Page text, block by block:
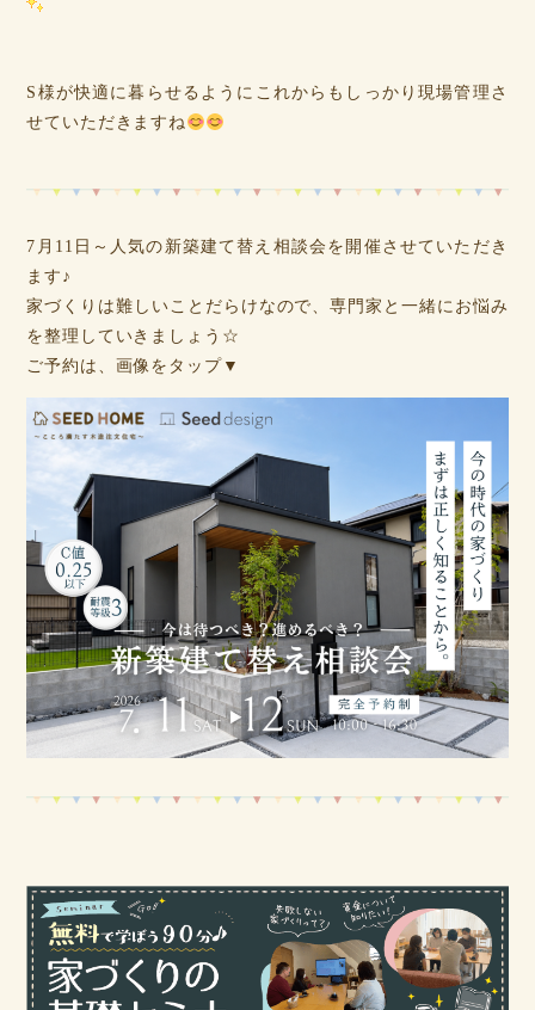
S様が快適に暮らせるようにこれからもしっかり現場管理さ
せていただきますね
7月11日～人気の新築建て替え相談会を開催させていただき
ます♪
家づくりは難しいことだらけなので、専門家と一緒にお悩み
を整理していきましょう☆
ご予約は、画像をタップ▼